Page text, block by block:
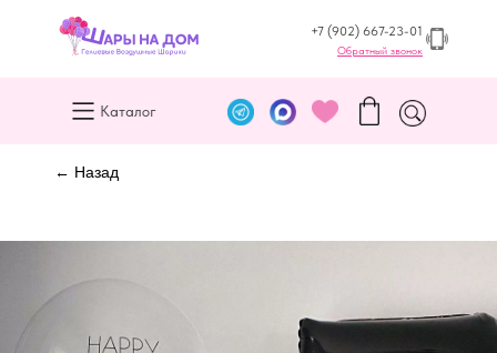
+7 (902) 667-23-01
Обратный звонок
Каталог
← Назад